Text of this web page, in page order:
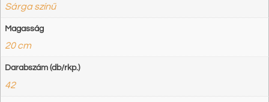
Sárga színű
Magasság
20 cm
Darabszám (db/rkp.)
42